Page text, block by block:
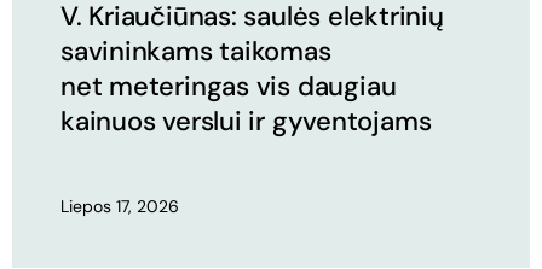
V. Kriaučiūnas: saulės elektrinių
savininkams taikomas
net meteringas vis daugiau
kainuos verslui ir gyventojams
Liepos 17, 2026